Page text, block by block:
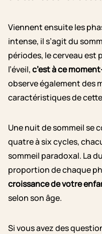
Viennent ensuite les
intense, il s’agit du
périodes, le cerveau est
l’éveil,c’est à ce
observe également des
caractéristiques de
Une nuit de sommeil se
quatre à six cycles,
sommeil paradoxal. La
proportion de chaque
croissance de votre
selon son âge.
Si vous avez des